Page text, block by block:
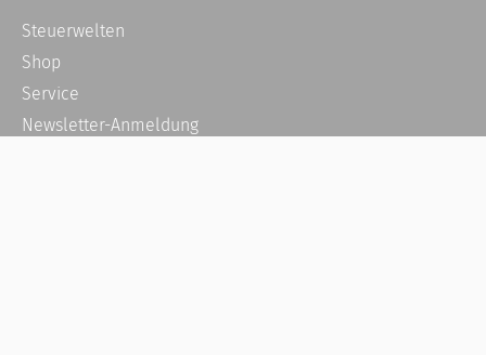
Steuerwelten
Shop
Service
Newsletter-Anmeldung